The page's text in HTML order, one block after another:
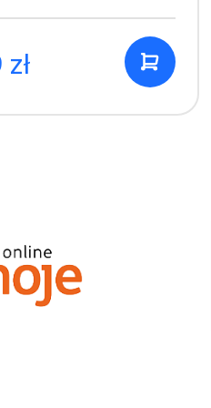
13,99 zł